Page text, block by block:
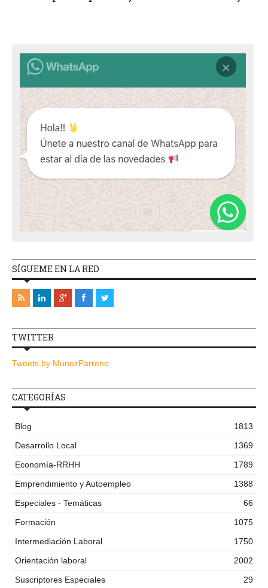
SÍGUEME EN LA RED
TWITTER
Tweets by MunozParreno
CATEGORÍAS
Blog
1813
Desarrollo Local
1369
Economía-RRHH
1789
Emprendimiento y Autoempleo
1388
Especiales - Temáticas
66
Formación
1075
Intermediación Laboral
1750
Orientación laboral
2002
Suscriptores Especiales
29